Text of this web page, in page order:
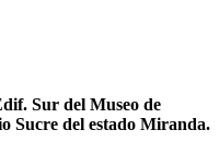
Sur del Museo de
Sucre del estado Miranda.